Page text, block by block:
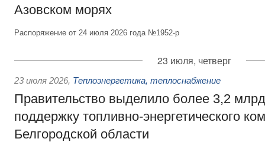
Азовском морях
Распоряжение от 24 июля 2026 года №1952-р
23 июля, четверг
23 июля 2026, Теплоэнергетика, теплоснабжение
Правительство выделило более 3,2
поддержку топливно-энергетического
Белгородской области